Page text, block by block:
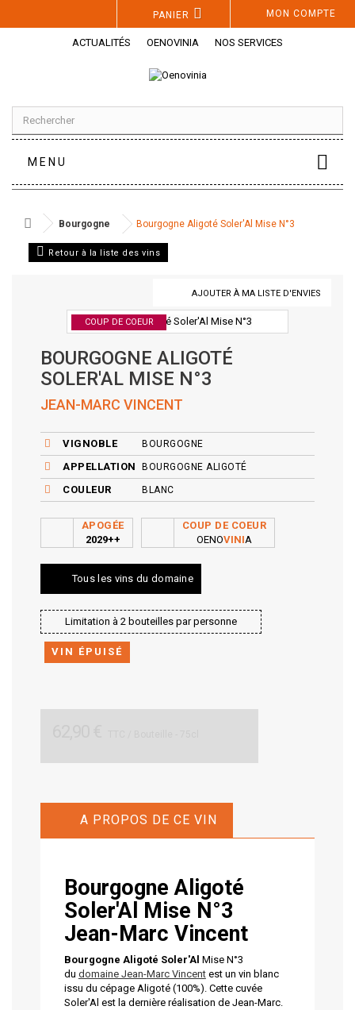
MON COMPTE
PANIER
ACTUALITÉS OENOVINIA NOS SERVICES
MENU
Bourgogne Bourgogne Aligoté Soler'Al Mise N°3
AJOUTER À MA LISTE D'ENVIES
Retour à la liste des vins
COUP DE COEUR
BOURGOGNE ALIGOTÉ
SOLER'AL MISE N°3
JEAN-MARC VINCENT
VIGNOBLE BOURGOGNE
APPELLATION BOURGOGNE ALIGOTÉ
COULEUR BLANC
APOGÉE
2029++
COUP DE COEUR
OENOVINIA
Tous les vins du domaine
Limitation à 2 bouteilles par personne
VIN ÉPUISÉ
A PROPOS DE CE VIN
Bourgogne Aligoté
Soler'Al Mise N°3
Jean-Marc Vincent
Bourgogne Aligoté Soler'Al Mise N°3
du domaine Jean-Marc Vincentest un vin blanc
issu du cépage Aligoté (100%). Cette cuvée
Soler'Al est la dernière réalisation de Jean-Marc.